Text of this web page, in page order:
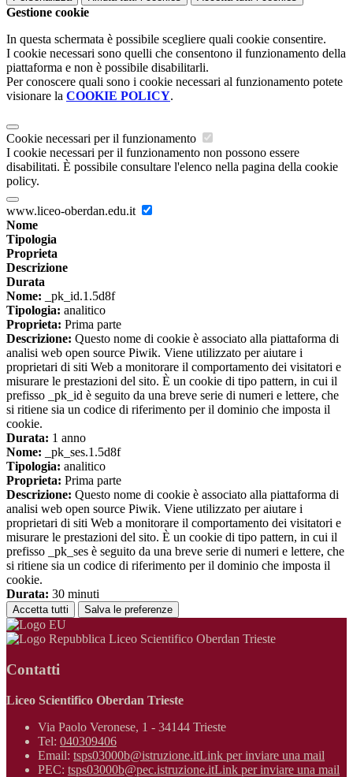
Gestione cookie
In questa schermata è possibile scegliere quali cookie consentire.
I cookie necessari sono quelli che consentono il funzionamento della
piattaforma e non è possibile disabilitarli.
Per conoscere quali sono i cookie necessari al funzionamento potete
visionare la COOKIE POLICY.
Cookie necessari per il funzionamento
I cookie necessari per il funzionamento non possono essere
disabilitati. È possibile consultare l'elenco nella pagina della cookie
policy.
www.liceo-oberdan.edu.it
Nome
Tipologia
Proprieta
Descrizione
Durata
Nome: _pk_id.1.5d8f
Tipologia: analitico
Proprieta: Prima parte
Descrizione: Questo nome di cookie è associato alla piattaforma di
analisi web open source Piwik. Viene utilizzato per aiutare i
proprietari di siti Web a monitorare il comportamento dei visitatori e
misurare le prestazioni del sito. È un cookie di tipo pattern, in cui il
prefisso _pk_id è seguito da una breve serie di numeri e lettere, che
si ritiene sia un codice di riferimento per il dominio che imposta il
cookie.
Durata: 1 anno
Nome: _pk_ses.1.5d8f
Tipologia: analitico
Proprieta: Prima parte
Descrizione: Questo nome di cookie è associato alla piattaforma di
analisi web open source Piwik. Viene utilizzato per aiutare i
proprietari di siti Web a monitorare il comportamento dei visitatori e
misurare le prestazioni del sito. È un cookie di tipo pattern, in cui il
prefisso _pk_ses è seguito da una breve serie di numeri e lettere, che
si ritiene sia un codice di riferimento per il dominio che imposta il
cookie.
Durata: 30 minuti
Accetta tutti Salva le preferenze
Liceo Scientifico Oberdan Trieste
Contatti
Liceo Scientifico Oberdan Trieste
Via Paolo Veronese, 1 - 34144 Trieste
Tel: 040309406
Email: tsps03000b@istruzione.itLink per inviare una mail
PEC: tsps03000b@pec.istruzione.itLink per inviare una mail